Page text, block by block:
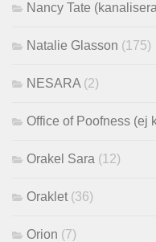
Nancy Tate
Natalie Glasson (175)
NESARA (2)
Office of Poofness (ej
Orakel Sara (12)
Oraklet (36)
Orion (7)